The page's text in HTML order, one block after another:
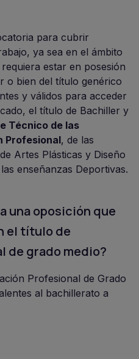
para cubrir
ya sea en el ámbito
estar en posesión
o bien del título genérico
y válidos para acceder
el título de Bachiller y
Técnico de las
Profesional, de las
Artes Plásticas y Diseño
enseñanzas Deportivas.
una oposición que
el título de
de grado medio?
Profesional de Grado
al bachillerato a